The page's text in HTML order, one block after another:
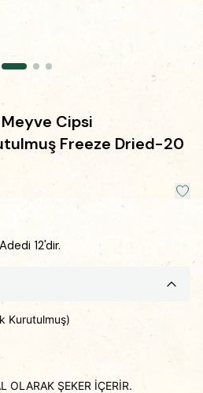
Meyve Cipsi
Freeze Dried-20
12'dir.
Kurutulmuş)
ŞEKER İÇERİR.